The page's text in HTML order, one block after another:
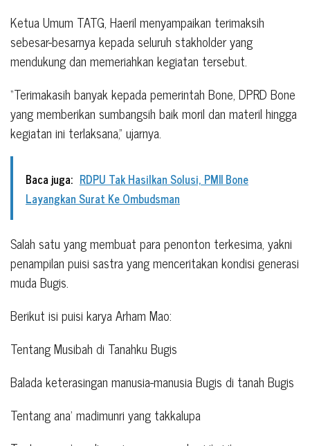
Ketua Umum TATG, Haeril menyampaikan terimaksih
sebesar-besarnya kepada seluruh stakholder yang
mendukung dan memeriahkan kegiatan tersebut.
“Terimakasih banyak kepada pemerintah Bone, DPRD Bone
yang memberikan sumbangsih baik moril dan materil hingga
kegiatan ini terlaksana,” ujarnya.
Baca juga: RDPU Tak Hasilkan Solusi, PMII Bone
Layangkan Surat Ke Ombudsman
Salah satu yang membuat para penonton terkesima, yakni
penampilan puisi sastra yang menceritakan kondisi generasi
muda Bugis.
Berikut isi puisi karya Arham Mao:
Tentang Musibah di Tanahku Bugis
Balada keterasingan manusia-manusia Bugis di tanah Bugis
Tentang ana’ madimunri yang takkalupa